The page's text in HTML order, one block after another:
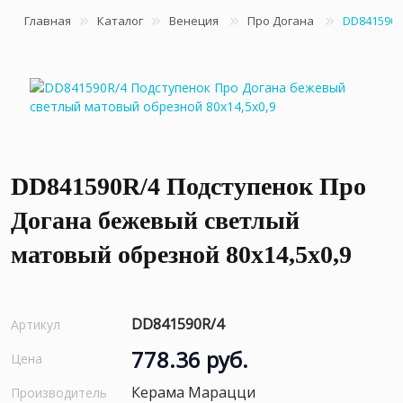
Главная Каталог Венеция Про Догана
DD841590R/4 Подступенок Про
Догана бежевый светлый
матовый обрезной 80x14,5x0,9
Артикул DD841590R/4
Цена 778.36 руб.
Производитель Керама Марацци